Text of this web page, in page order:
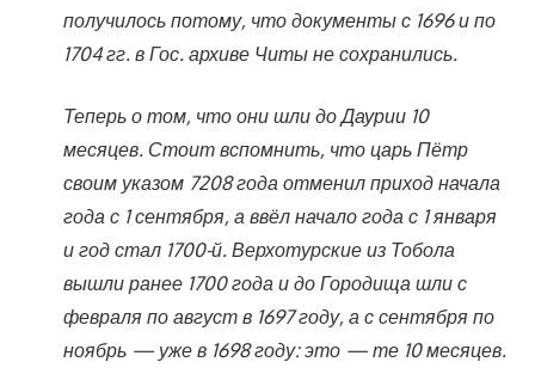
получилось потому, что документы с 1696 и по
1704 гг. в Гос. архиве Читы не сохранились.
Теперь о том, что они шли до Даурии 10
месяцев. Стоит вспомнить, что царь Пётр
своим указом 7208 года отменил приход начала
года с 1 сентября, а ввёл начало года с 1 января
и год стал 1700-й. Верхотурские из Тобола
вышли ранее 1700 года и до Городища шли с
февраля по август в 1697 году, а с сентября по
ноябрь — уже в 1698 году: это — те 10 месяцев.